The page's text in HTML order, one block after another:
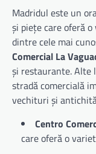
Madridul este un
și piețe care oferă
dintre cele mai
Comercial La
și restaurante. Alte
stradă comercială
vechituri și
Centro
care oferă o